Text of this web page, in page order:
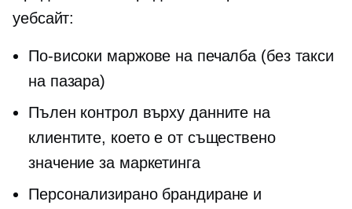
уебсайт:
По-високи маржове на печалба (без такси
на пазара)
Пълен контрол върху данните на
клиентите, което е от съществено
значение за маркетинга
Персонализирано брандиране и